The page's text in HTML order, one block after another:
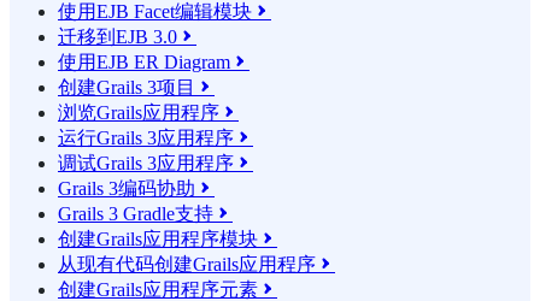
使用EJB Facet编辑模块 
迁移到EJB 3.0 
使用EJB ER Diagram 
创建Grails 3项目 
浏览Grails应用程序 
运行Grails 3应用程序 
调试Grails 3应用程序 
Grails 3编码协助 
Grails 3 Gradle支持 
创建Grails应用程序模块 
从现有代码创建Grails应用程序 
创建Grails应用程序元素 